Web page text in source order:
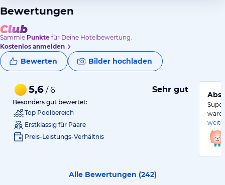
Bewertungen
Sammle Punkte für Deine Hotelbewertung.
Kostenlos anmelden
Bewerten Bilder hochladen
5,6 / 6 Sehr gut
Besonders gut bewertet:
Top Poolbereich
Erstklassig für Paare
Preis-Leistungs-Verhältnis
Alle Bewertungen (242)